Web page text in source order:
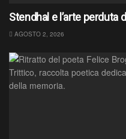
Stendhal e l’arte perduta
AGOSTO 2, 2026